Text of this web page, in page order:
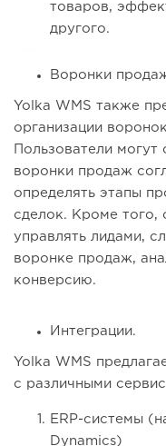
товаров,
другого.
Воронки
Yolka WMS также
организации
Пользователи могут
воронки продаж
определять этапы
сделок. Кроме того,
управлять лидами,
воронке продаж,
конверсию.
Интеграции.
Yolka WMS
с различными
ERP-системы
Dynamics)